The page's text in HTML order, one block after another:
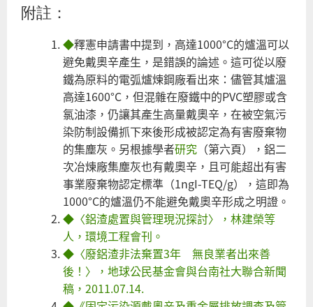
附註：
◆釋憲申請書中提到，高達1000°C的爐溫可以
避免戴奧辛產生，是錯誤的論述。這可從以廢
鐵為原料的電弧爐煉鋼廠看出來：儘管其爐溫
高達1600°C，但混雜在廢鐵中的PVC塑膠或含
氯油漆，仍讓其產生高量戴奧辛，在被空氣污
染防制設備抓下來後形成被認定為有害廢棄物
的集塵灰。另根據學者研究 （第六頁），鋁二
次冶煉廠集塵灰也有戴奧辛，且可能超出有害
事業廢棄物認定標準（1ngI-TEQ/g），這即為
1000°C的爐溫仍不能避免戴奧辛形成之明證。
◆ 〈鋁渣處置與管理現況探討〉，林建榮等
人，環境工程會刊。
◆ 〈廢鋁渣非法棄置3年 無良業者出來善
後！〉，地球公民基金會與台南社大聯合新聞
稿，2011.07.14.